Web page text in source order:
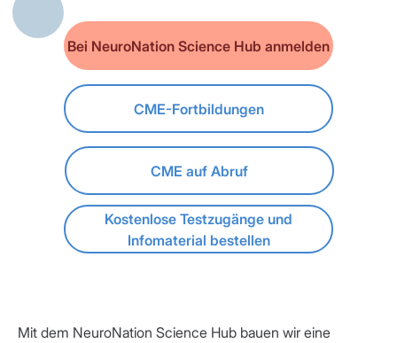
Bei NeuroNation Science Hub anmelden
CME-Fortbildungen
CME auf Abruf
Kostenlose Testzugänge und
Infomaterial bestellen
Mit dem NeuroNation Science Hub bauen wir eine